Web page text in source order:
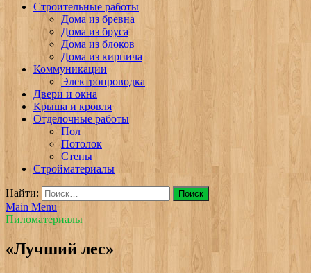
v-plast.ru Строительство и ремонт
Строительные работы
Дома из бревна
Дома из бруса
Дома из блоков
Дома из кирпича
Коммуникации
Электропроводка
Двери и окна
Крыша и кровля
Отделочные работы
Пол
Потолок
Стены
Стройматериалы
Найти:
Main Menu
Пиломатериалы
«Лучший лес»